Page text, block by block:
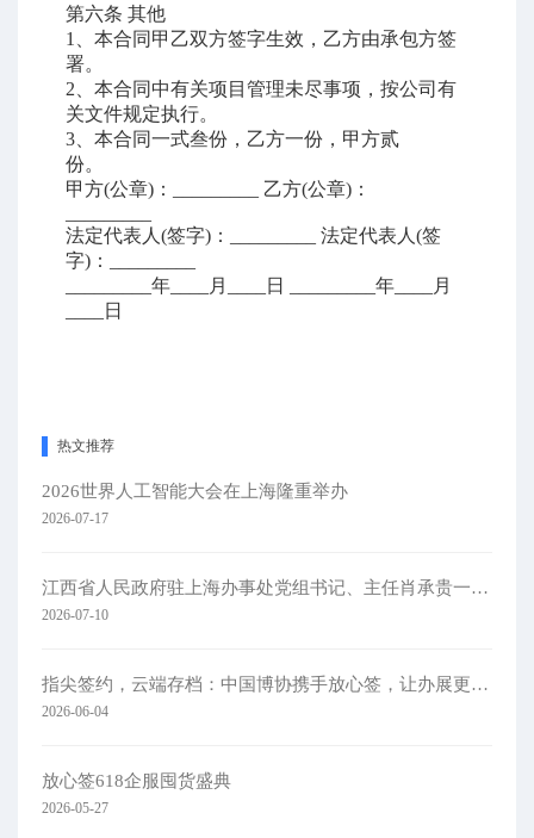
第六条 其他
1
、本合同甲乙双方签字生效，乙方由承包方签
署。
2 、本合同中有关项目管理未尽事项，按公司有
关文件规定执行。
3 、本合同一式叁份，乙方一份，甲方贰
份。
甲方(公章) ： 乙方(公章) ：
法定代表人 (签字) ： 法定代表人 (签
字) ：
年 月 日 年
月
日
热文推荐
2026世界人工智能大会在上海隆重举办
2026-07-17
江西省人民政府驻上海办事处党组书记、主任肖承贵一行莅临集团考察
2026-07-10
指尖签约，云端存档：中国博协携手放心签，让办展更简单
2026-06-04
放心签618企服囤货盛典
2026-05-27